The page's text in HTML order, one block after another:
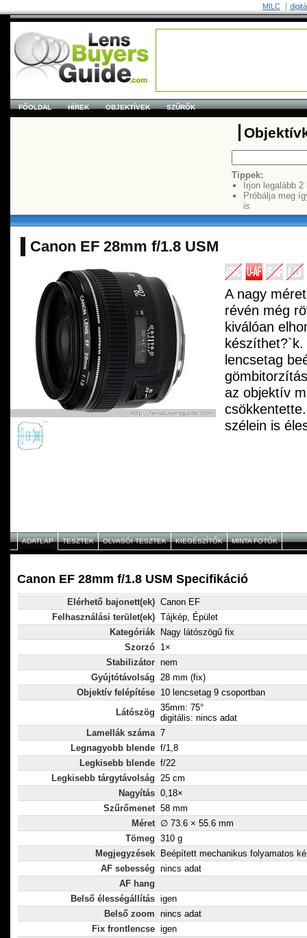
MILC
FŐOLDAL HÍREK OBJEKTÍVEK SZŰRŐK
Tippek:
Írjon legalább
Próbálja meg
is
Canon EF 28mm f/1.8 USM
A nagy
révén még
kiválóan
lencsetag
az objektív
szélein is
ADATLAP TESZTEK OLVASÓI TESZTEK KIEGÉSZÍTŐK MINTA FOTÓK
Canon EF 28mm f/1.8 USM Specifikáció
Elérhető bajonett(ek) Canon EF
Felhasználási terület(ek) Tájkép, Épület
Kategóriák
Nagy látószögű fix
Szorzó 1×
Stabilizátor nem
Gyújtótávolság 28 mm (fix)
Objektív felépítése 10 lencsetag 9 csoportban
Látószög 35mm: 75°
digitális: nincs adat
Lamellák száma 7
Legnagyobb blende f/1,8
Legkisebb blende f/22
Legkisebb tárgytávolság 25 cm
Nagyítás 0,18×
Szűrőmenet 58 mm
Méret ∅ 73.6 × 55.6 mm
Tömeg 310 g
Megjegyzések
Beépített mechanikus folyamatos
AF sebesség nincs adat
AF hang
Belső élességállítás igen
Belső zoom nincs adat
Fix frontlencse igen